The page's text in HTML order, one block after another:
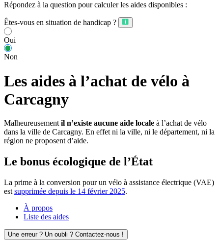
Répondez à la question pour calculer les aides disponibles :
Êtes-vous en situation de handicap ?
Oui
Non
Les aides à l’achat de vélo à
Carcagny
Malheureusement il n’existe aucune aide locale à l’achat de vélo
dans la ville de Carcagny. En effet ni la ville, ni le département, ni la
région ne proposent d’aide.
Le bonus écologique de l’État
La prime à la conversion pour un vélo à assistance électrique (VAE)
est supprimée depuis le 14 février 2025.
À propos
Liste des aides
Une erreur ? Un oubli ? Contactez-nous !